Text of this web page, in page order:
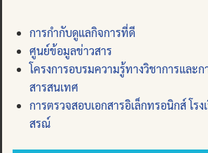
การกำกับดูแลกิจการที่ดี
ศูนย์ข้อมูลข่าวสาร
โครงการอบรมความรู้ทางวิชาการและก
สารสนเทศ
การตรวจสอบเอกสารอิเล็กทรอนิกส์ โร
สรณ์